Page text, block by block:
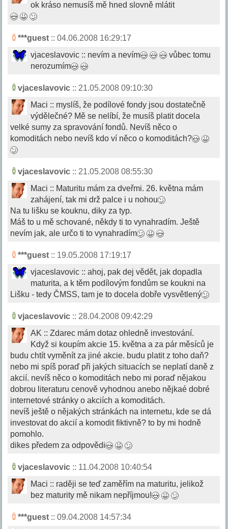
ok kráso nemusíš mě hned slovně mlátit
***guest :: 04.06.2008 16:29:17
vjaceslavovic :: nevím a nevím
vůbec tomu
nerozumím
vjaceslavovic :: 21.05.2008 09:10:30
Maci :: myslíš, že podílové fondy jsou dostatečně
výdělečné? Mě se nelíbí, že musíš platit docela
velké sumy za spravování fondů. Nevíš něco o
komoditách nebo nevíš kdo ví něco o komoditách?
vjaceslavovic :: 21.05.2008 08:55:30
Maci :: Maturitu mám za dveřmi. 26. května mám
zahájení, tak mi drž palce i u nohou
Na tu lišku se kouknu, diky za typ.
Máš to u mě schované, někdy ti to vynahradím. Ještě
nevím jak, ale určo ti to vynahradím
***guest :: 19.05.2008 17:19:17
vjaceslavovic :: ahoj, pak dej vědět, jak dopadla
maturita, a k těm podílovým fondům se koukni na
Lišku - tedy ČMSS, tam je to docela dobře vysvětlený
vjaceslavovic :: 28.04.2008 09:42:29
AK :: Zdarec mám dotaz ohledně investování.
Když si koupím akcie 15. května a za pár měsíců je
budu chtít vyměnít za jiné akcie. budu platit z toho daň?
nebo mi spíš poraď při jakých situacích se neplatí daně z
akcií. nevíš něco o komoditách nebo mi poraď nějakou
dobrou literaturu cenově vyhodnou anebo nějkaé dobré
internetové stránky o akciích a komoditách.
nevíš ještě o nějakých stránkách na internetu, kde se dá
investovat do akcií a komodit fiktivně? to by mi hodně
pomohlo.
dikes předem za odpovědi
vjaceslavovic :: 11.04.2008 10:40:54
Maci :: raději se teď zaměřím na maturitu, jelikož
bez maturity mě nikam nepříjmou!
***guest :: 09.04.2008 14:57:34